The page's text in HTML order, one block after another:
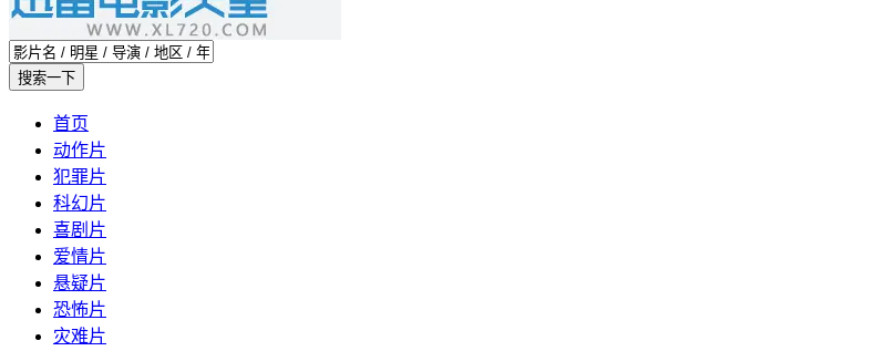
首页
动作片
犯罪片
科幻片
喜剧片
爱情片
悬疑片
恐怖片
灾难片